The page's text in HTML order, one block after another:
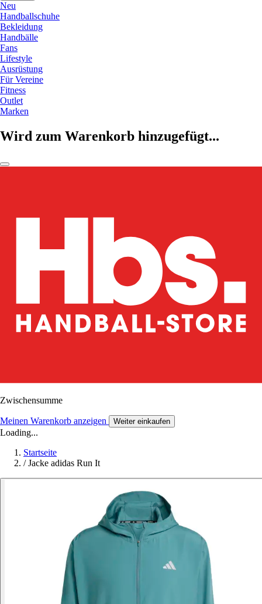
Neu
Handballschuhe
Bekleidung
Handbälle
Fans
Lifestyle
Ausrüstung
Für Vereine
Fitness
Outlet
Marken
Wird zum Warenkorb hinzugefügt...
Zwischensumme
Meinen Warenkorb anzeigen Weiter einkaufen
Loading...
Startseite
/ Jacke adidas Run It